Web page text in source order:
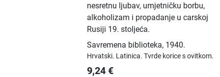
nesretnu ljubav, umjetničku borbu,
alkoholizam i propadanje u carskoj
Rusiji 19. stoljeća.
Savremena biblioteka, 1940.
Hrvatski. Latinica.Tvrde korice s ovitkom.
9,24 €